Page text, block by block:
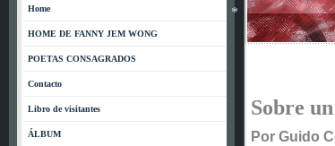
Home
HOME DE FANNY JEM WONG
POETAS CONSAGRADOS
Contacto
Libro de visitantes
ÁLBUM
Sobre
Por Guido
*